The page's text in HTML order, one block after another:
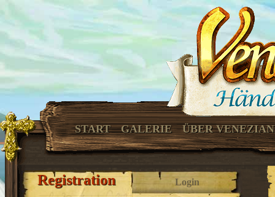
START GALERIE ÜBER
Registration Login